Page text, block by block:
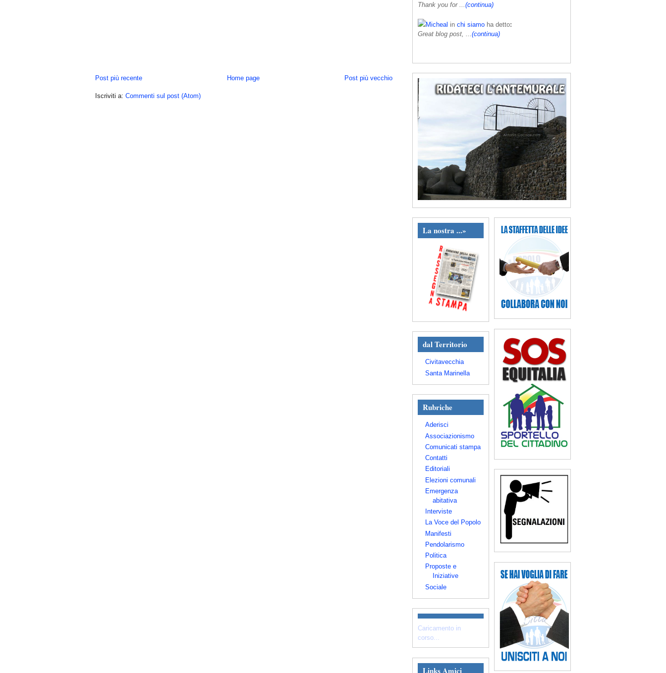
Post più recente Post più vecchio
Home page
Iscriviti a: Commenti sul post (Atom)
Thank you for ... (continua)
Micheal in chi siamo ha detto:
Great blog post, ... (continua)
La nostra ...»
dal Territorio
Civitavecchia
Santa Marinella
Rubriche
Aderisci
Associazionismo
Comunicati stampa
Contatti
Editoriali
Elezioni comunali
Emergenza
abitativa
Interviste
La Voce del Popolo
Manifesti
Pendolarismo
Politica
Proposte e
Iniziative
Sociale
Caricamento in
corso...
Links Amici